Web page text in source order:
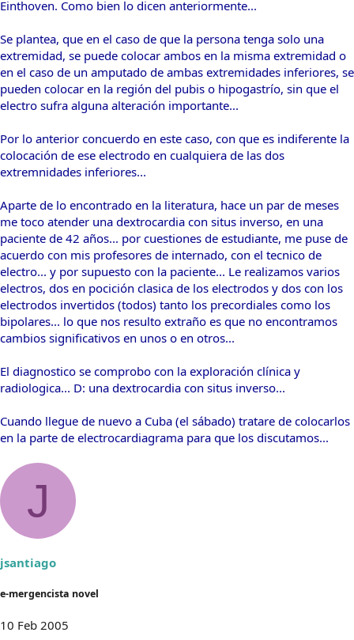
Einthoven. Como bien lo dicen anteriormente...
Se plantea, que en el caso de que la persona tenga solo una
extremidad, se puede colocar ambos en la misma extremidad o
en el caso de un amputado de ambas extremidades inferiores, se
pueden colocar en la región del pubis o hipogastrío, sin que el
electro sufra alguna alteración importante...
Por lo anterior concuerdo en este caso, con que es indiferente la
colocación de ese electrodo en cualquiera de las dos
extremnidades inferiores...
Aparte de lo encontrado en la literatura, hace un par de meses
me toco atender una dextrocardia con situs inverso, en una
paciente de 42 años... por cuestiones de estudiante, me puse de
acuerdo con mis profesores de internado, con el tecnico de
electro... y por supuesto con la paciente... Le realizamos varios
electros, dos en pocición clasica de los electrodos y dos con los
electrodos invertidos (todos) tanto los precordiales como los
bipolares... lo que nos resulto extraño es que no encontramos
cambios significativos en unos o en otros...
El diagnostico se comprobo con la exploración clínica y
radiologica... D: una dextrocardia con situs inverso...
Cuando llegue de nuevo a Cuba (el sábado) tratare de colocarlos
en la parte de electrocardiagrama para que los discutamos...
J
jsantiago
e-mergencista novel
10 Feb 2005